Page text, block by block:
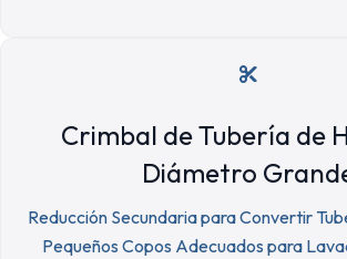
Crimbal de Tubería de
Diámetro
Reducción Secundaria para Convertir
Pequeños Copos Adecuados para